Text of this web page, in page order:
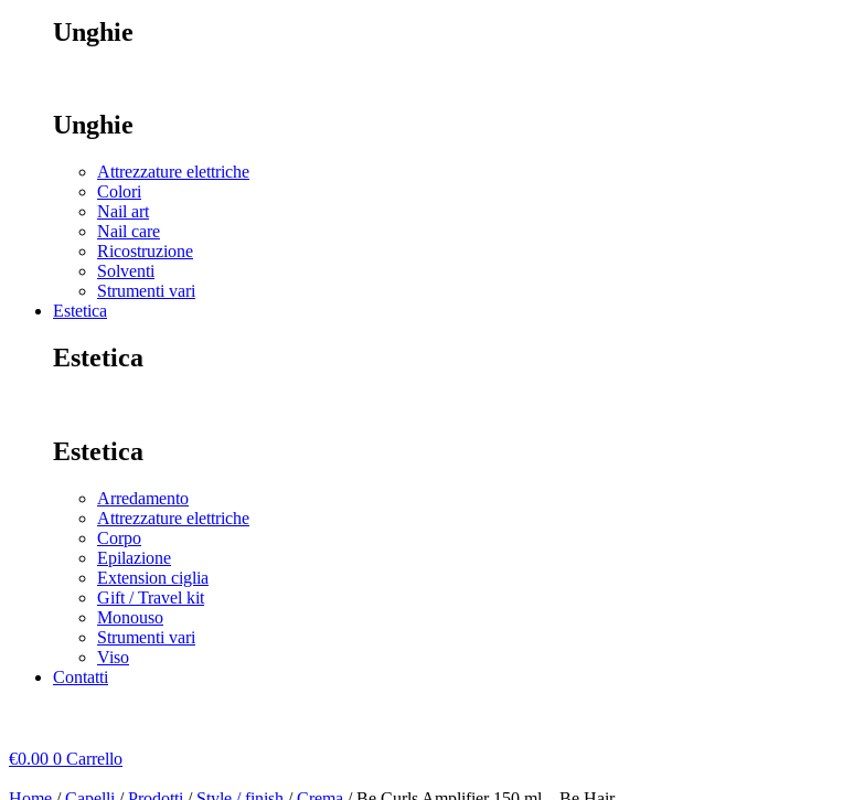
Unghie
Unghie
Attrezzature elettriche
Colori
Nail art
Nail care
Ricostruzione
Solventi
Strumenti vari
Estetica
Estetica
Estetica
Arredamento
Attrezzature elettriche
Corpo
Epilazione
Extension ciglia
Gift / Travel kit
Monouso
Strumenti vari
Viso
Contatti
€0.00 0 Carrello